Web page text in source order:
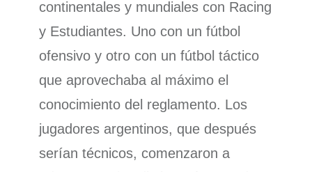
continentales y mundiales con Racing
y Estudiantes. Uno con un fútbol
ofensivo y otro con un fútbol táctico
que aprovechaba al máximo el
conocimiento del reglamento. Los
jugadores argentinos, que después
serían técnicos, comenzaron a